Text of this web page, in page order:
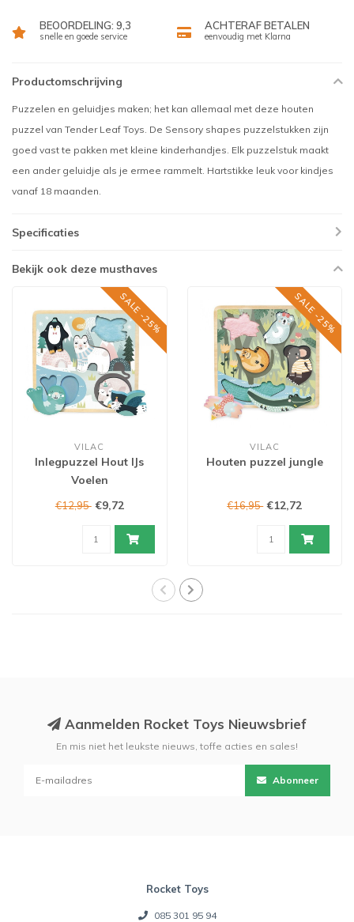
BEOORDELING: 9,3
snelle en goede service
ACHTERAF BETALEN
eenvoudig met Klarna
Productomschrijving
Puzzelen en geluidjes maken; het kan allemaal met deze houten
puzzel van Tender Leaf Toys. De Sensory shapes puzzelstukken zijn
goed vast te pakken met kleine kinderhandjes. Elk puzzelstuk maakt
een ander geluidje als je ermee rammelt. Hartstikke leuk voor kindjes
vanaf 18 maanden.
Specificaties
Bekijk ook deze musthaves
SALE -25%
VILAC
Inlegpuzzel Hout IJs
Voelen
€12,95 €9,72
SALE -25%
VILAC
Houten puzzel jungle
€16,95 €12,72
Aanmelden Rocket Toys Nieuwsbrief
En mis niet het leukste nieuws, toffe acties en sales!
Abonneer
Rocket Toys
085 301 95 94